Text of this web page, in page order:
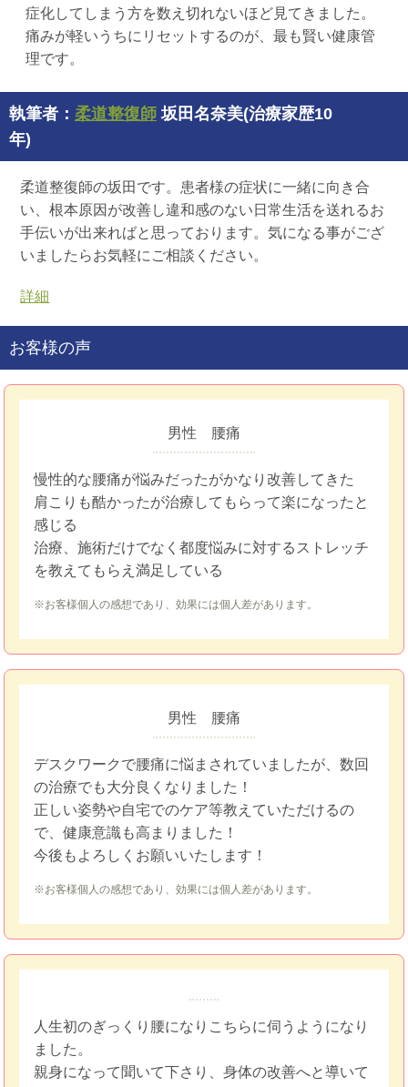
症化してしまう方を数え切れないほど見てきました。
痛みが軽いうちにリセットするのが、最も賢い健康管
理です。
執筆者： 柔道整復師 坂田名奈美(治療家歴10
年)
柔道整復師の坂田です。患者様の症状に一緒に向き合
い、根本原因が改善し違和感のない日常生活を送れるお
手伝いが出来ればと思っております。気になる事がござ
いましたらお気軽にご相談ください。
詳細
お客様の声
男性 腰痛
慢性的な腰痛が悩みだったがかなり改善してきた
肩こりも酷かったが治療してもらって楽になったと
感じる
治療、施術だけでなく都度悩みに対するストレッチ
を教えてもらえ満足している
※お客様個人の感想であり、効果には個人差があります。
男性 腰痛
デスクワークで腰痛に悩まされていましたが、数回
の治療でも大分良くなりました！
正しい姿勢や自宅でのケア等教えていただけるの
で、健康意識も高まりました！
今後もよろしくお願いいたします！
※お客様個人の感想であり、効果には個人差があります。
人生初のぎっくり腰になりこちらに伺うようになり
ました。
親身になって聞いて下さり、身体の改善へと導いて